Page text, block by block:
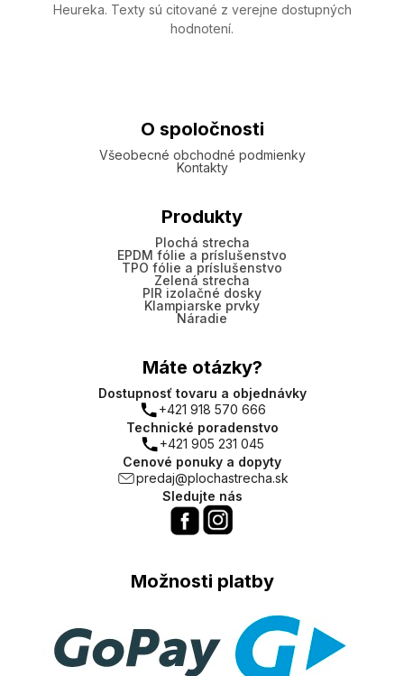
Heureka. Texty sú citované z verejne dostupných
hodnotení.
O spoločnosti
Všeobecné obchodné podmienky
Kontakty
Produkty
Plochá strecha
EPDM fólie a príslušenstvo
TPO fólie a príslušenstvo
Zelená strecha
PIR izolačné dosky
Klampiarske prvky
Náradie
Máte otázky?
Dostupnosť tovaru a objednávky
+421 918 570 666
Technické poradenstvo
+421 905 231 045
Cenové ponuky a dopyty
predaj@plochastrecha.sk
Sledujte nás
Možnosti platby